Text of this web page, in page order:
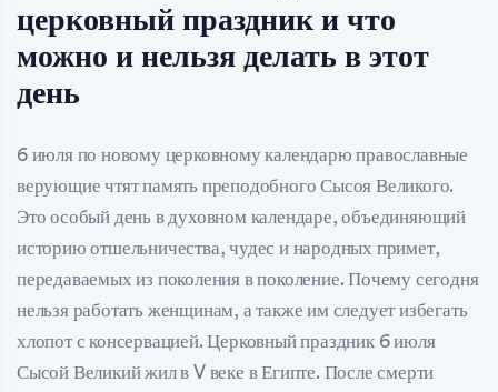
церковный праздник и что
можно и нельзя делать в этот
день
6 июля по новому церковному календарю православные
верующие чтят память преподобного Сысоя Великого.
Это особый день в духовном календаре, объединяющий
историю отшельничества, чудес и народных примет,
передаваемых из поколения в поколение. Почему сегодня
нельзя работать женщинам, а также им следует избегать
хлопот с консервацией. Церковный праздник 6 июля
Сысой Великий жил в V веке в Египте. После смерти